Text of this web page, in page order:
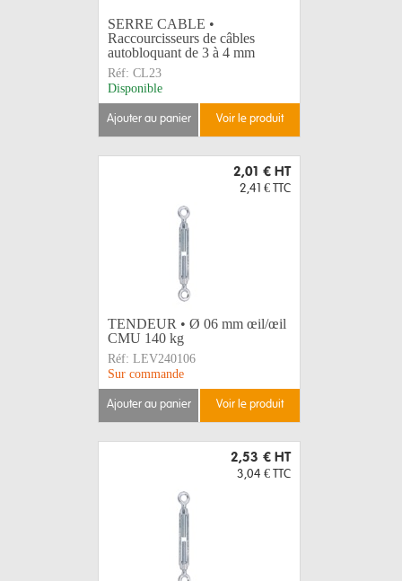
SERRE CABLE •
Raccourcisseurs de câbles
autobloquant de 3 à 4 mm
Réf: CL23
Disponible
ajouter au panier voir le produit
2,01 € HT
2,41 € TTC
TENDEUR • Ø 06 mm œil/œil
CMU 140 kg
Réf: LEV240106
Sur commande
ajouter au panier voir le produit
2,53 € HT
3,04 € TTC